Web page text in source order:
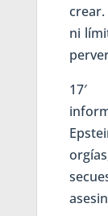
ni
17′